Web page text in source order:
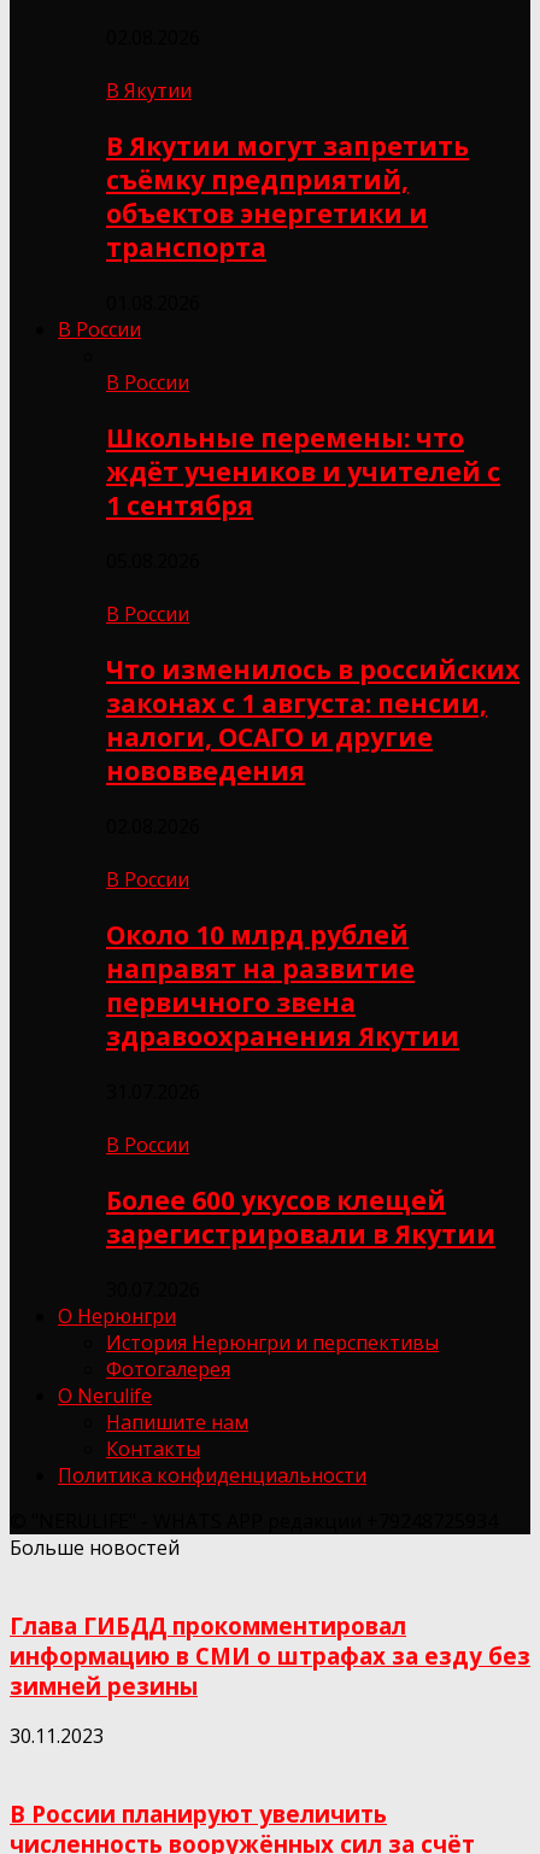
В Якутии
В Якутии могут запретить
съёмку предприятий,
объектов энергетики и
транспорта
В России
В России
Школьные перемены: что
ждёт учеников и учителей с
1 сентября
В России
Что изменилось в российских
законах с 1 августа: пенсии,
налоги, ОСАГО и другие
нововведения
В России
Около 10 млрд рублей
направят на развитие
первичного звена
здравоохранения Якутии
В России
Более 600 укусов клещей
зарегистрировали в Якутии
О Нерюнгри
История Нерюнгри и перспективы
Фотогалерея
О Nerulife
Напишите нам
Контакты
Политика конфиденциальности
Больше новостей
Глава ГИБДД прокомментировал
информацию в СМИ о штрафах за езду без
зимней резины
30.11.2023
В России планируют увеличить
численность вооружённых сил за счёт